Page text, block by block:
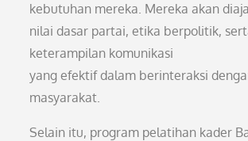
kebutuhan mereka. Mereka akan
nilai dasar partai, etika berpolitik,
keterampilan komunikasi
yang efektif dalam berinteraksi
masyarakat.
Selain itu, program pelatihan kader